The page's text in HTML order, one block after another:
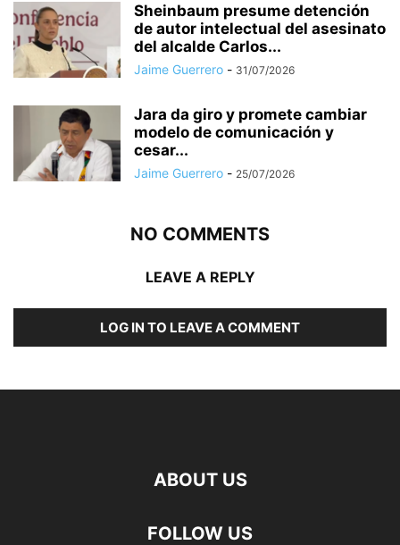
Sheinbaum presume detención
de autor intelectual del asesinato
del alcalde Carlos...
Jaime Guerrero - 31/07/2026
Jara da giro y promete cambiar
modelo de comunicación y
cesar...
Jaime Guerrero - 25/07/2026
NO COMMENTS
LEAVE A REPLY
LOG IN TO LEAVE A COMMENT
ABOUT US
FOLLOW US